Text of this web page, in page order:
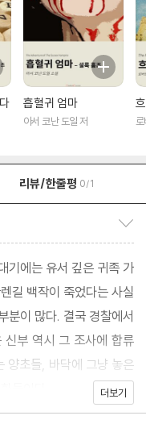
흡혈귀 엄마
아서 코난 도일 저
리뷰/한줄평 0/1
기에는 유서 깊은 귀족 가
길 백작이 죽었다는 사실
분이 많다. 결국 경찰에서
신부 역시 그 조사에 합류
양초들, 바닥에 그냥 놓은
더보기